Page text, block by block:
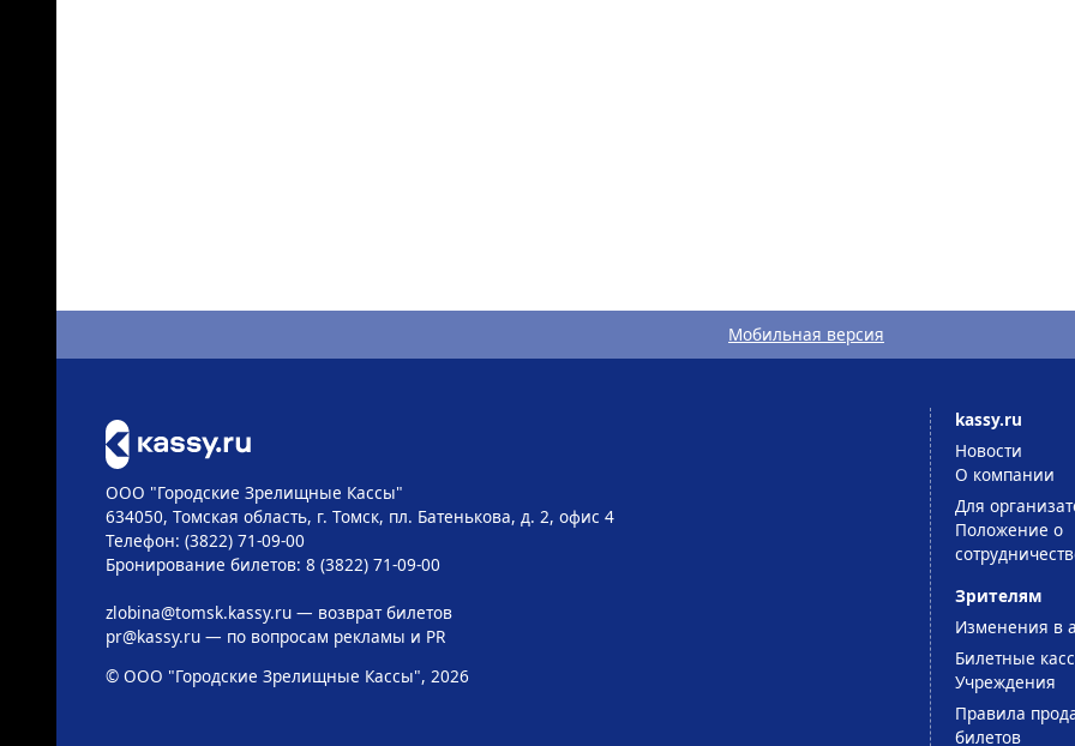
Мобильная версия
ООО "Городские Зрелищные Кассы"
634050, Томская область, г. Томск, пл. Батенькова, д. 2, офис 4
Телефон: (3822) 71-09-00
Бронирование билетов: 8 (3822) 71-09-00
zlobina@tomsk.kassy.ru— возврат билетов
pr@kassy.ru— по вопросам рекламы и PR
© ООО "Городские Зрелищные Кассы", 2026
kassy.ru
Новости
О компании
Для
Положение о
Зрителям
Изменения в
Билетные
Учреждения
Правила
билетов